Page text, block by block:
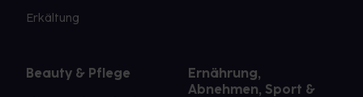
Erkältung
Beauty & Pflege
Ernährung,
Abnehmen, Sport &